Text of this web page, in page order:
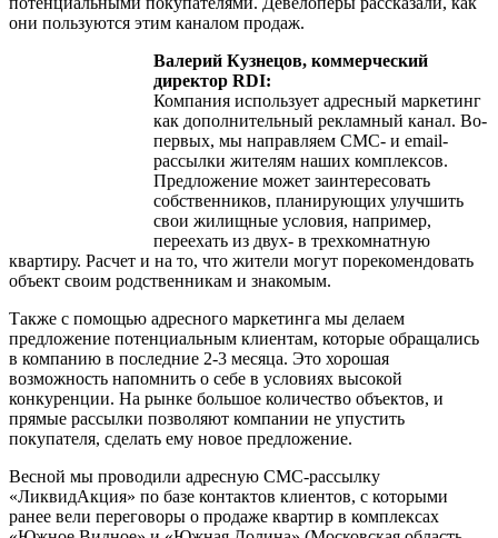
они пользуются этим каналом продаж.
Валерий Кузнецов, коммерческий
директор RDI:
Компания использует адресный маркетинг
как дополнительный рекламный канал. Во-
первых, мы направляем СМС- и email-
рассылки жителям наших комплексов.
Предложение может заинтересовать
собственников, планирующих улучшить
свои жилищные условия, например,
переехать из двух- в трехкомнатную
квартиру. Расчет и на то, что жители могут порекомендовать
объект своим родственникам и знакомым.
Также с помощью адресного маркетинга мы делаем
предложение потенциальным клиентам, которые обращались
в компанию в последние 2-3 месяца. Это хорошая
возможность напомнить о себе в условиях высокой
конкуренции. На рынке большое количество объектов, и
прямые рассылки позволяют компании не упустить
покупателя, сделать ему новое предложение.
Весной мы проводили адресную СМС-рассылку
«ЛиквидАкция» по базе контактов клиентов, с которыми
ранее вели переговоры о продаже квартир в комплексах